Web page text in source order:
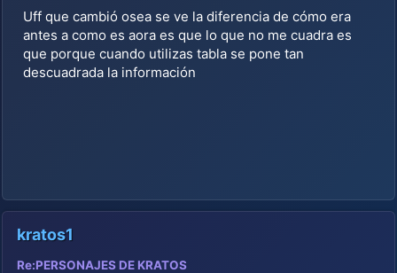
Uff que cambió osea se ve la diferencia de cómo era
antes a como es aora es que lo que no me cuadra es
que porque cuando utilizas tabla se pone tan
descuadrada la información
kratos1
Re:PERSONAJES DE KRATOS